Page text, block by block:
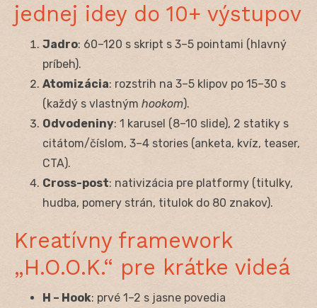
jednej idey do 10+ výstupov
Jadro: 60–120 s skript s 3–5 pointami (hlavný
príbeh).
Atomizácia: rozstrih na 3–5 klipov po 15–30 s
(každý s vlastným hookom).
Odvodeniny: 1 karusel (8–10 slide), 2 statiky s
citátom/číslom, 3–4 stories (anketa, kvíz, teaser,
CTA).
Cross-post: nativizácia pre platformy (titulky,
hudba, pomery strán, titulok do 80 znakov).
Kreatívny framework
„H.O.O.K.“ pre krátke videá
H – Hook: prvé 1–2 s jasne povedia